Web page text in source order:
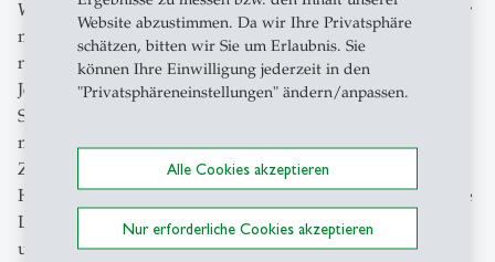
Website abzustimmen. Da wir Ihre Privatsphäre
schätzen, bitten wir Sie um Erlaubnis. Sie
können Ihre Einwilligung jederzeit in den
"Privatsphäreneinstellungen" ändern/anpassen.
Alle Cookies akzeptieren
Nur erforderliche Cookies akzeptieren
Was bedeutet das für die neutrale Schweiz? Martin Pfister
macht deutlich, dass das Land viele Herausforderungen
nicht allein lösen könne. Wenn Drohnen oder feindliche
Jets über St.Gallen auftauchten, «ist es zu spät». Die
Schweiz kann nicht Art. 5 des NATO-Vertrages geltend
machen und den Bündnisfall ausrufen. Daher fordert er
Zusammenarbeit und «Interoperationalität». Eine
Herausforderung, so wendet Christoph Frei ein, wenn die
Linke die Verteidigungsausgaben nicht erhöhen wolle
und die Rechte auf «Neutralitätsstringenz» beharre. Der